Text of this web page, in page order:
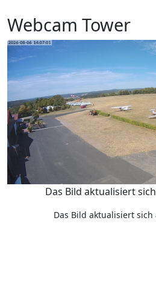
Webcam Tower
Das Bild aktualisiert
Das Bild aktualisiert